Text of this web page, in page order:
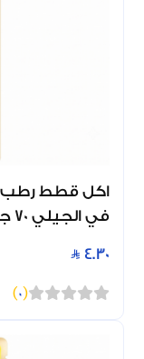
في الجيلي 70 جرام | طعام رطب للقطط البالغة
4.30
(
0
)